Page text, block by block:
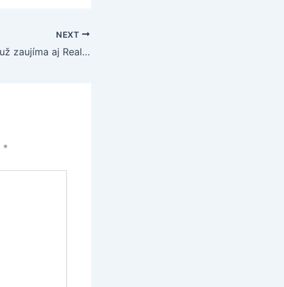
NEXT
O Heinzeho sa už zaujíma aj Real Madrid
*